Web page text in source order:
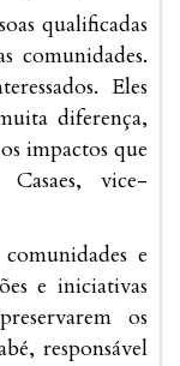
qualificadas
comunidades.
Eles
diferença,
impactos que
vice-
e
e iniciativas
os
responsável